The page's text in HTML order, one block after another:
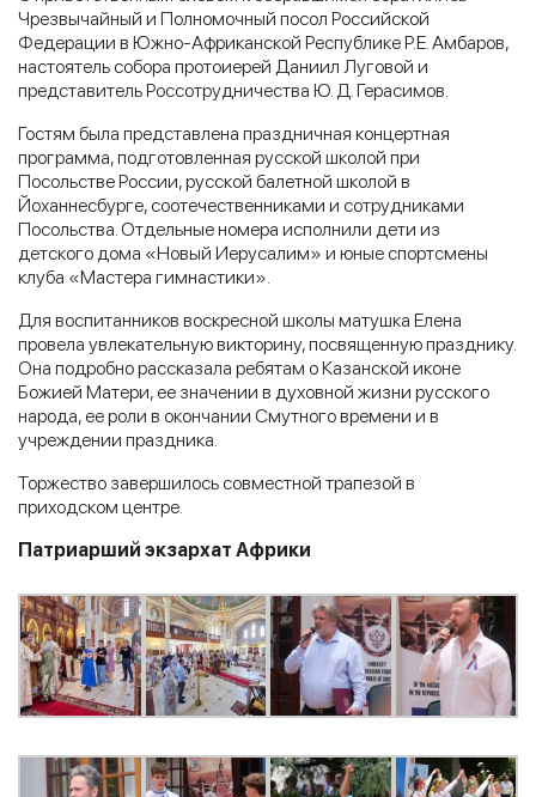
Чрезвычайный и Полномочный посол Российской
Федерации в Южно-Африканской Республике Р.Е. Амбаров,
настоятель собора протоиерей Даниил Луговой и
представитель Россотрудничества Ю. Д. Герасимов.
Гостям была представлена праздничная концертная
программа, подготовленная русской школой при
Посольстве России, русской балетной школой в
Йоханнесбурге, соотечественниками и сотрудниками
Посольства. Отдельные номера исполнили дети из
детского дома «Новый Иерусалим» и юные спортсмены
клуба «Мастера гимнастики».
Для воспитанников воскресной школы матушка Елена
провела увлекательную викторину, посвященную празднику.
Она подробно рассказала ребятам о Казанской иконе
Божией Матери, ее значении в духовной жизни русского
народа, ее роли в окончании Смутного времени и в
учреждении праздника.
Торжество завершилось совместной трапезой в
приходском центре.
Патриарший экзархат Африки